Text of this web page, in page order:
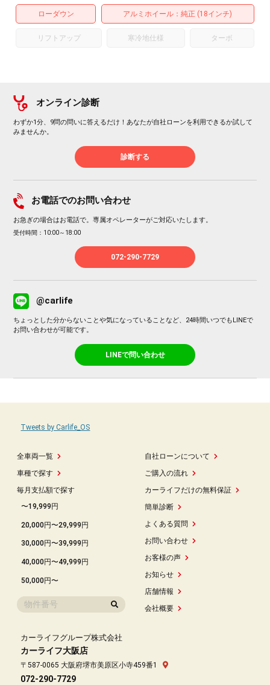
ローダウン アルミホイール ：純正 (18インチ)
リフトアップ 寒冷地仕様 ターボ
オンライン診断
わずか1分、9問の問いに答えるだけ！あなたが自社ローンを利用できるか試して
みませんか。
診断する
お電話でのお問い合わせ
お急ぎの場合はお電話で。専属オペレーターがご対応いたします。
受付時間：10:00～18:00
072-290-7729
@carlife
ちょっとした分からないことや気になっていることなど、24時間いつでもLINEで
お問い合わせが可能です。
LINEで問い合わせ
全車両一覧
車種で探す
毎月支払額で探す
〜19,999円
20,000円〜29,999円
30,000円〜39,999円
40,000円〜49,999円
50,000円〜
自社ローンについて
ご購入の流れ
カーライフだけの無料保証
簡単診断
よくある質問
お問い合わせ
お客様の声
お知らせ
店舗情報
会社概要
Tweets by Carlife_OS
カーライフグループ株式会社
カーライフ大阪店
〒587-0065 大阪府堺市美原区小寺459番1
072-290-7729